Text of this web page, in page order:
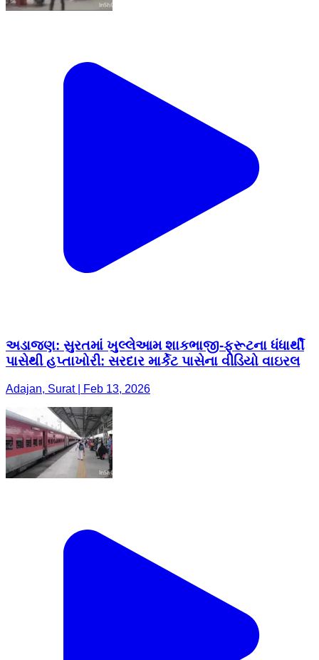
અડાજણ: સુરતમાં ખુલ્લેઆમ શાકભાજી-ફ્રૂટના ધંધાર્થી
પાસેથી હપ્તાખોરી: સરદાર માર્કેટ પાસેના વીડિયો વાઇરલ
Adajan, Surat | Feb 13, 2026